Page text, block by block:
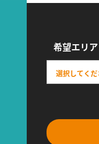
希望エリア